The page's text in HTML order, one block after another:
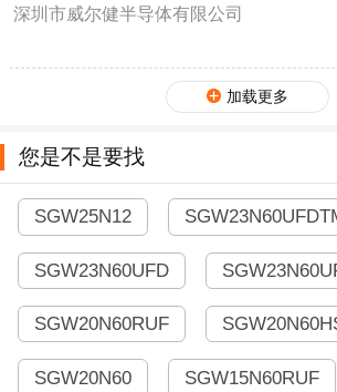
深圳市威尔健半导体有限公司
加载更多
您是不是要找
SGW25N12
SGW23N60UFD
SGW20N60RUF
SGW20N60 SGW15N60RUF